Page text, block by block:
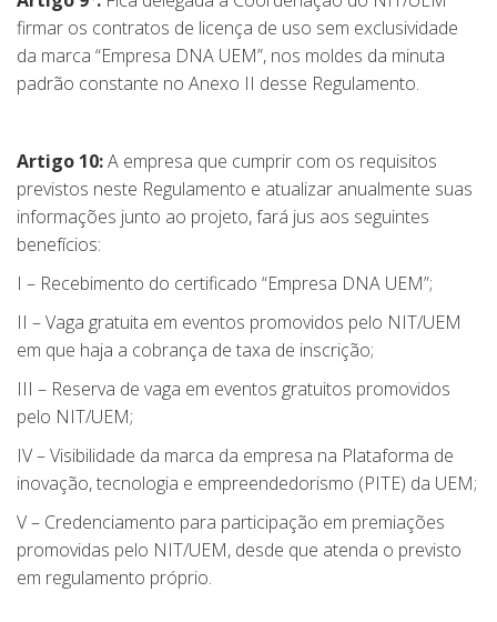
firmar os contratos de licença de uso sem exclusividade
da marca “Empresa DNA UEM”, nos moldes da minuta
padrão constante no Anexo II desse Regulamento.
Artigo 10:A empresa que cumprir com os requisitos
previstos neste Regulamento e atualizar anualmente suas
informações junto ao projeto, fará jus aos seguintes
benefícios:
I – Recebimento do certificado “Empresa DNA UEM”;
II – Vaga gratuita em eventos promovidos pelo NIT/UEM
em que haja a cobrança de taxa de inscrição;
III – Reserva de vaga em eventos gratuitos promovidos
pelo NIT/UEM;
IV – Visibilidade da marca da empresa na Plataforma de
inovação, tecnologia e empreendedorismo (PITE) da UEM;
V – Credenciamento para participação em premiações
promovidas pelo NIT/UEM, desde que atenda o previsto
em regulamento próprio.